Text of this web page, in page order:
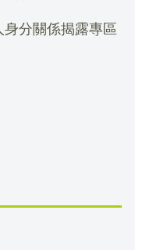
分關係揭露專區